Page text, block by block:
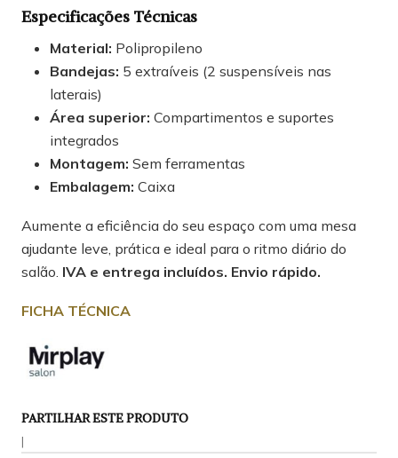
Especificações Técnicas
Material: Polipropileno
Bandejas: 5 extraíveis (2 suspensíveis nas
laterais)
Área superior: Compartimentos e suportes
integrados
Montagem: Sem ferramentas
Embalagem: Caixa
Aumente a eficiência do seu espaço com uma mesa
ajudante leve, prática e ideal para o ritmo diário do
salão. IVA e entrega incluídos. Envio rápido.
FICHA TÉCNICA
PARTILHAR ESTE PRODUTO
|